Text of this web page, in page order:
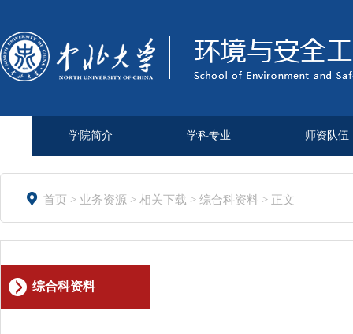
学院简介 学科专业 师资队伍
 首页 > 业务资源 > 相关下载 > 综合科资料 > 正文
综合科资料